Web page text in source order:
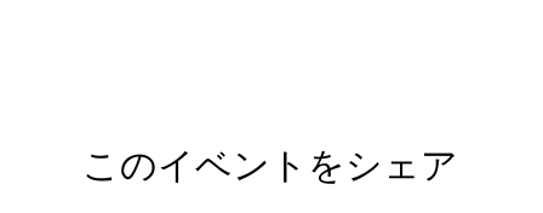
このイベントをシェア